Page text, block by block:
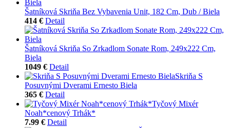
Šatníková Skriňa Bez Vybavenia Unit, 182 Cm, Dub / Biela
414 € Detail
Šatníková Skriňa So Zrkadlom Sonate Rom, 249x222 Cm,
Biela
1049 € Detail
Skriňa S
Posuvnými Dverami Ernesto Biela
365 € Detail
Tyčový Mixér
Noah*cenový Trhák*
7.99 € Detail